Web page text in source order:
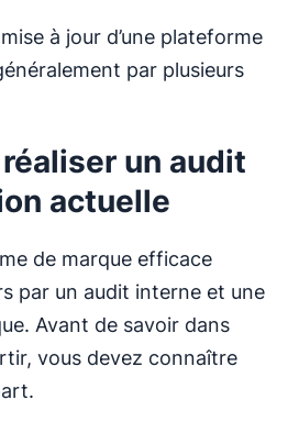
à jour d’une plateforme
par plusieurs
réaliser un audit
actuelle
de marque efficace
par un audit interne et une
Avant de savoir dans
vous devez connaître